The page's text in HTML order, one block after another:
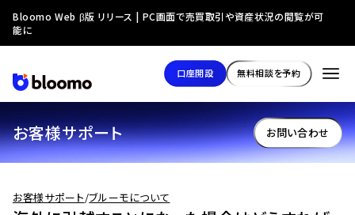
お客様サポート お問い合わせ
お客様サポート/ブルーモについて
Bloomo Web β版 リリース | PC画面で売買取引や資産状況の閲覧が可
能に
口座開設 無料相談を予約